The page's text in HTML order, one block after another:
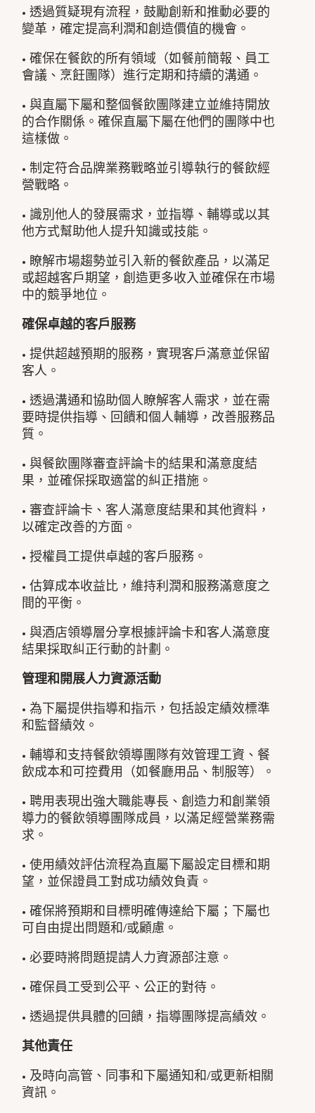
• 透過質疑現有流程，鼓勵創新和推動必要的
變革，確定提高利潤和創造價值的機會。
• 確保在餐飲的所有領域（如餐前簡報、員工
會議、烹飪團隊）進行定期和持續的溝通。
• 與直屬下屬和整個餐飲團隊建立並維持開放
的合作關係。確保直屬下屬在他們的團隊中也
這樣做。
• 制定符合品牌業務戰略並引導執行的餐飲經
營戰略。
• 識別他人的發展需求，並指導、輔導或以其
他方式幫助他人提升知識或技能。
• 瞭解市場趨勢並引入新的餐飲產品，以滿足
或超越客戶期望，創造更多收入並確保在市場
中的競爭地位。
確保卓越的客戶服務
• 提供超越預期的服務，實現客戶滿意並保留
客人。
• 透過溝通和協助個人瞭解客人需求，並在需
要時提供指導、回饋和個人輔導，改善服務品
質。
• 與餐飲團隊審查評論卡的結果和滿意度結
果，並確保採取適當的糾正措施。
• 審查評論卡、客人滿意度結果和其他資料，
以確定改善的方面。
• 授權員工提供卓越的客戶服務。
• 估算成本收益比，維持利潤和服務滿意度之
間的平衡。
• 與酒店領導層分享根據評論卡和客人滿意度
結果採取糾正行動的計劃。
管理和開展人力資源活動
• 為下屬提供指導和指示，包括設定績效標準
和監督績效。
• 輔導和支持餐飲領導團隊有效管理工資、餐
飲成本和可控費用（如餐廳用品、制服等）。
• 聘用表現出強大職能專長、創造力和創業領
導力的餐飲領導團隊成員，以滿足經營業務需
求。
• 使用績效評估流程為直屬下屬設定目標和期
望，並保證員工對成功績效負責。
• 確保將預期和目標明確傳達給下屬；下屬也
可自由提出問題和/或顧慮。
• 必要時將問題提請人力資源部注意。
• 確保員工受到公平、公正的對待。
• 透過提供具體的回饋，指導團隊提高績效。
其他責任
• 及時向高管、同事和下屬通知和/或更新相關
資訊。